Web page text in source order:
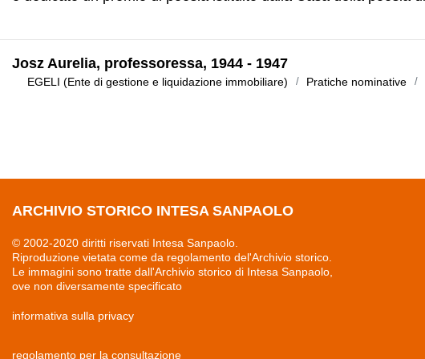
Josz Aurelia, professoressa, 1944 - 1947
EGELI (Ente di gestione e liquidazione immobiliare) Pratiche nominative
ARCHIVIO STORICO INTESA SANPAOLO
© 2002-2020 diritti riservati Intesa Sanpaolo.
Riproduzione vietata come da regolamento del'Archivio storico.
Le immagini sono tratte dall'Archivio storico di Intesa Sanpaolo,
ove non diversamente specificato
informativa sulla privacy
regolamento per la consultazione